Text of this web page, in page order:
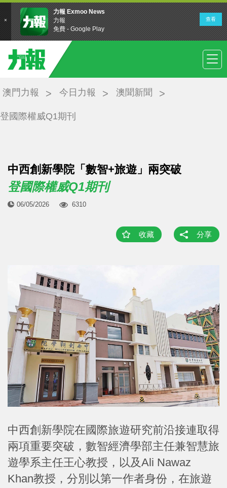
澳門力報 今日力報 澳聞新聞
登國際權威Q1期刊
中西創新學院「數智+旅遊」兩突破
登國際權威Q1期刊
06/05/2026 6310
收藏 分享
中西創新學院在國際旅遊研究前沿接連取得
兩項重要突破，數智經濟學部主任兼智慧旅
遊學系主任王心教授，以及Ali Nawaz
Khan教授，分別以第一作者身份，在旅遊